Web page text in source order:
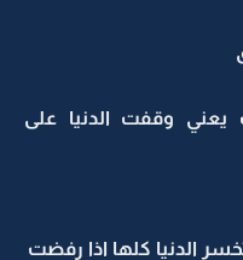
يعني وقفت الدنيا على
الدنيا كلها اذا رفضت